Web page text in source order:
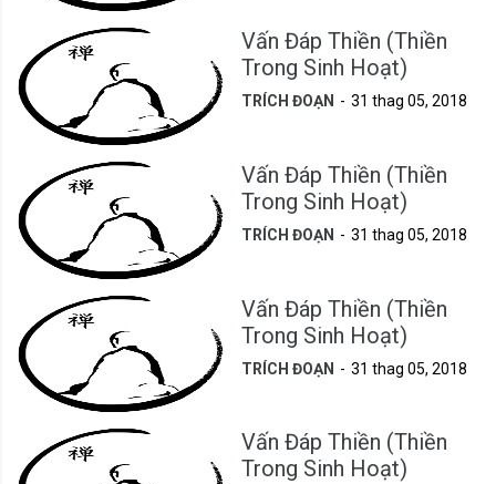
Vấn Đáp Thiền (Thiền
Trong Sinh Hoạt)
TRÍCH ĐOẠN 31 thag 05, 2018
Vấn Đáp Thiền (Thiền
Trong Sinh Hoạt)
TRÍCH ĐOẠN 31 thag 05, 2018
Vấn Đáp Thiền (Thiền
Trong Sinh Hoạt)
TRÍCH ĐOẠN 31 thag 05, 2018
Vấn Đáp Thiền (Thiền
Trong Sinh Hoạt)